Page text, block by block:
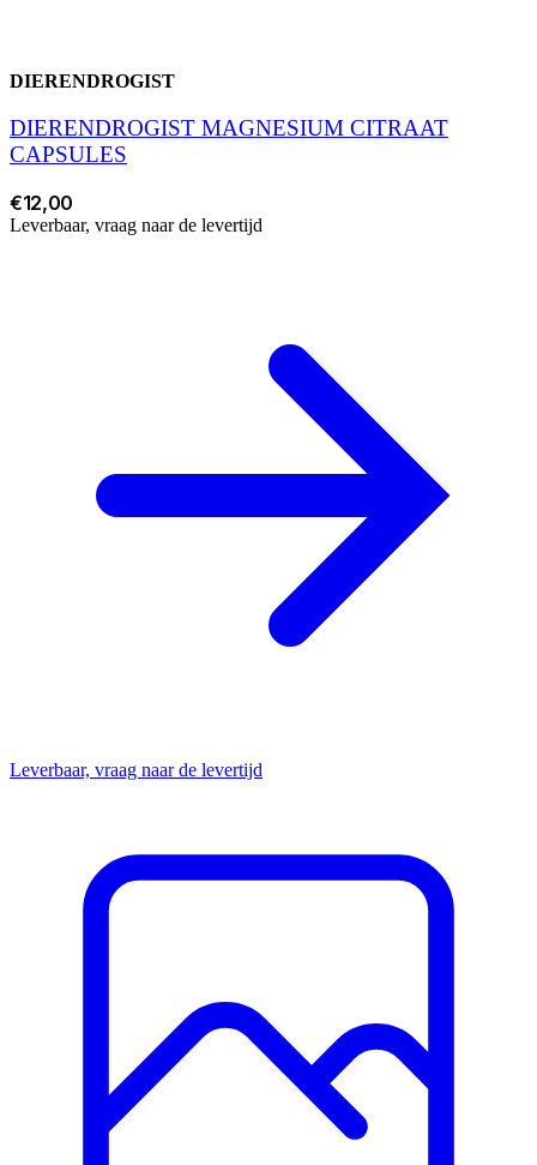
DIERENDROGIST
DIERENDROGIST MAGNESIUM CITRAAT
CAPSULES
€12,00
Leverbaar, vraag naar de levertijd
Leverbaar, vraag naar de levertijd